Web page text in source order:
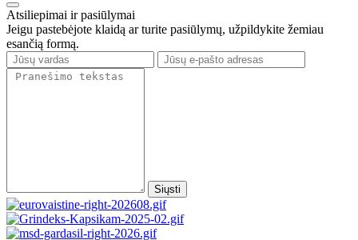
Atsiliepimai ir pasiūlymai
Jeigu pastebėjote klaidą ar turite pasiūlymų, užpildykite žemiau
esančią formą.
Siųsti